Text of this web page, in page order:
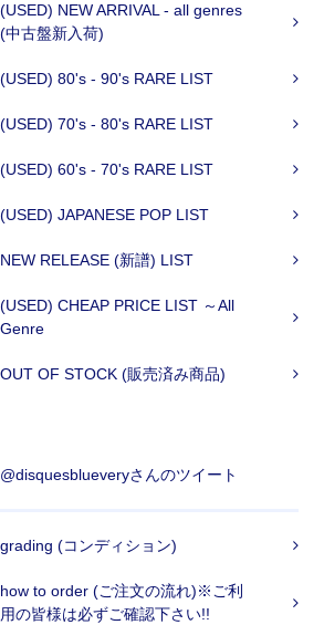
(USED) NEW ARRIVAL - all genres
(中古盤新入荷)
(USED) 80's - 90's RARE LIST
(USED) 70's - 80's RARE LIST
(USED) 60's - 70's RARE LIST
(USED) JAPANESE POP LIST
NEW RELEASE (新譜) LIST
(USED) CHEAP PRICE LIST ～All
Genre
OUT OF STOCK (販売済み商品)
@disquesblueveryさんのツイート
grading (コンディション)
how to order (ご注文の流れ)※ご利
用の皆様は必ずご確認下さい!!